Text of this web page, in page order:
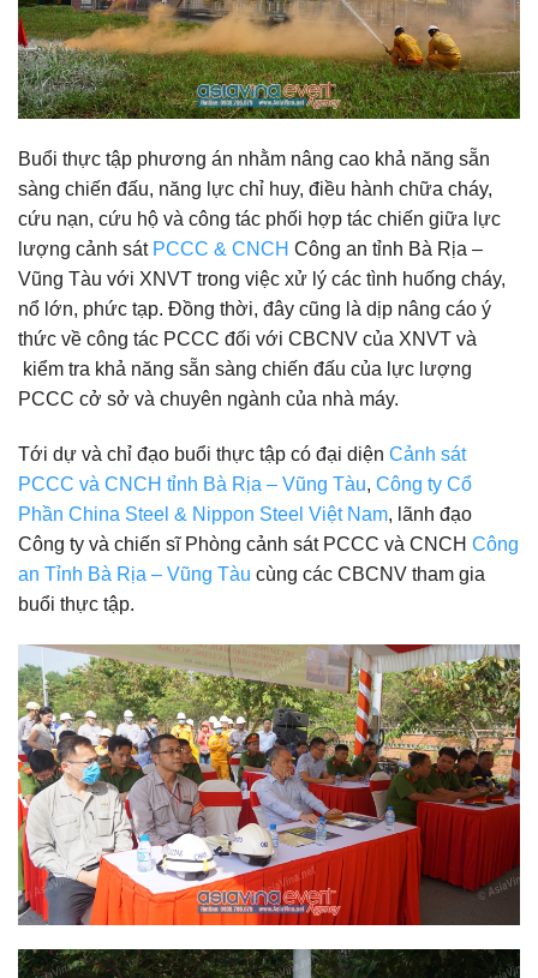
Buổi thực tập phương án nhằm nâng cao khả năng sẵn
sàng chiến đấu, năng lực chỉ huy, điều hành chữa cháy,
cứu nạn, cứu hộ và công tác phối hợp tác chiến giữa lực
lượng cảnh sát PCCC & CNCH Công an tỉnh Bà Rịa –
Vũng Tàu với XNVT trong việc xử lý các tình huống cháy,
nổ lớn, phức tạp. Đồng thời, đây cũng là dịp nâng cáo ý
thức về công tác PCCC đối với CBCNV của XNVT và
kiểm tra khả năng sẵn sàng chiến đấu của lực lượng
PCCC cở sở và chuyên ngành của nhà máy.
Tới dự và chỉ đạo buổi thực tập có đại diện Cảnh sát
PCCC và CNCH tỉnh Bà Rịa – Vũng Tàu, Công ty Cổ
Phần China Steel & Nippon Steel Việt Nam, lãnh đạo
Công ty và chiến sĩ Phòng cảnh sát PCCC và CNCH Công
an Tỉnh Bà Rịa – Vũng Tàu cùng các CBCNV tham gia
buổi thực tập.